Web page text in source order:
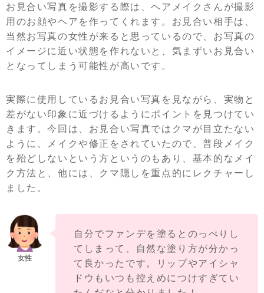
お見合い写真を撮影する際は、ヘアメイクさんが撮影
用のお顔やヘアを作ってくれます。お見合い相手は、
当然お写真の女性が来ると思っているので、お写真の
イメージに近い状態を作れないと、気まずいお見合い
となってしまう可能性が高いです。
実際に使用しているお見合い写真を見ながら、実物と
差がない印象に近づけるようにポイントを見つけてい
きます。今回は、お見合い写真ではクマが目立たない
ように、メイクや修正をされていたので、普段メイク
を殆どしないという方というのもあり、基本的なメイ
ク方法と、他には、クマ隠しを重点的にレクチャーし
ました。
自分でファンデを塗るとのっぺりし
てしまって、自然な塗り方が分かっ
て良かったです。リップやアイシャ
ドウもいつも控えめにつけすぎてい